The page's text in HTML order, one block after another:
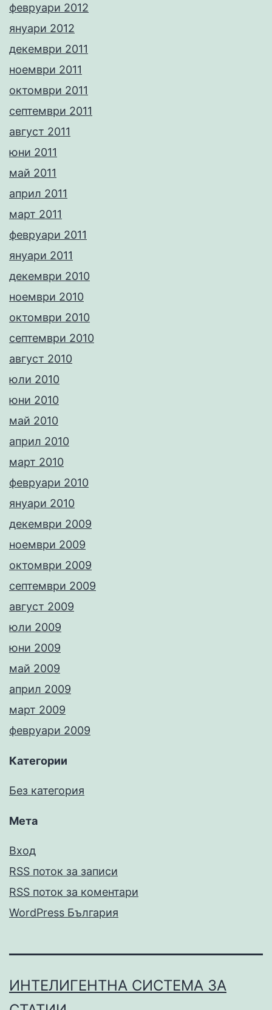
февруари 2012
януари 2012
декември 2011
ноември 2011
октомври 2011
септември 2011
август 2011
юни 2011
май 2011
април 2011
март 2011
февруари 2011
януари 2011
декември 2010
ноември 2010
октомври 2010
септември 2010
август 2010
юли 2010
юни 2010
май 2010
април 2010
март 2010
февруари 2010
януари 2010
декември 2009
ноември 2009
октомври 2009
септември 2009
август 2009
юли 2009
юни 2009
май 2009
април 2009
март 2009
февруари 2009
Категории
Без категория
Мета
Вход
RSS поток за записи
RSS поток за коментари
WordPress България
ИНТЕЛИГЕНТНА СИСТЕМА ЗА